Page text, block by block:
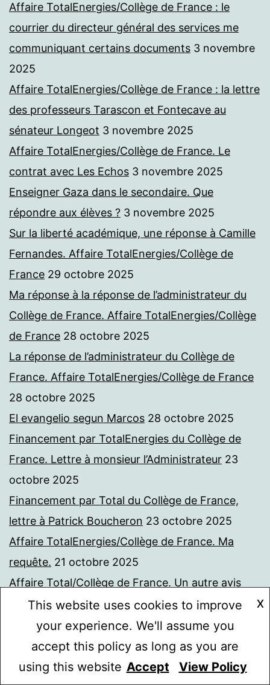
Affaire TotalEnergies/Collège de France : le
courrier du directeur général des services me
communiquant certains documents 3 novembre
2025
Affaire TotalEnergies/Collège de France : la lettre
des professeurs Tarascon et Fontecave au
sénateur Longeot 3 novembre 2025
Affaire TotalEnergies/Collège de France. Le
contrat avec Les Echos 3 novembre 2025
Enseigner Gaza dans le secondaire. Que
répondre aux élèves ? 3 novembre 2025
Sur la liberté académique, une réponse à Camille
Fernandes. Affaire TotalEnergies/Collège de
France 29 octobre 2025
Ma réponse à la réponse de l’administrateur du
Collège de France. Affaire TotalEnergies/Collège
de France 28 octobre 2025
La réponse de l’administrateur du Collège de
France. Affaire TotalEnergies/Collège de France
28 octobre 2025
El evangelio segun Marcos 28 octobre 2025
Financement par TotalEnergies du Collège de
France. Lettre à monsieur l’Administrateur 23
octobre 2025
Financement par Total du Collège de France,
lettre à Patrick Boucheron 23 octobre 2025
Affaire TotalEnergies/Collège de France. Ma
requête. 21 octobre 2025
Affaire Total/Collège de France. Un autre avis
favorable de la CADA 21 octobre 2025
Aurore Bergé et l’affaire des crèches. L’avis
favorable de la CADA à ma demande de
communication de documents 21 octobre 2025
This website uses cookies to improve
your experience. We'll assume you
accept this policy as long as you are
using this website
X
Accept View Policy
Mode sombre :